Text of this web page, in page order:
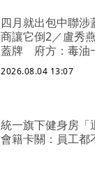
四月就出包中聯
商讓它倒2／盧秀
蓋牌 府方：毒油
2026.08.04 13:07
統一旗下健身房
會籍卡關：員工都